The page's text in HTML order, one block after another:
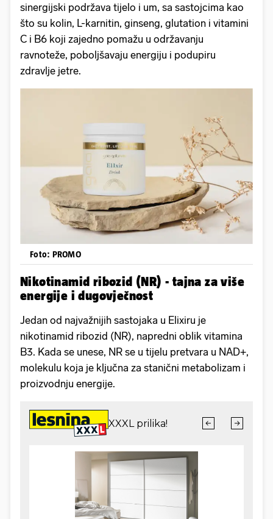
sinergijski podržava tijelo i um, sa sastojcima kao
što su kolin, L-karnitin, ginseng, glutation i vitamini
C i B6 koji zajedno pomažu u održavanju
ravnoteže, poboljšavaju energiju i podupiru
zdravlje jetre.
Foto: PROMO
Nikotinamid ribozid (NR) - tajna za više
energije i dugovječnost
Jedan od najvažnijih sastojaka u Elixiru je
nikotinamid ribozid (NR), napredni oblik vitamina
B3. Kada se unese, NR se u tijelu pretvara u NAD+,
molekulu koja je ključna za stanični metabolizam i
proizvodnju energije.